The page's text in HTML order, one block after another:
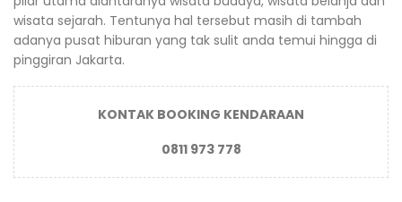
wisata sejarah. Tentunya hal tersebut masih di tambah
adanya pusat hiburan yang tak sulit anda temui hingga di
pinggiran Jakarta.
KONTAK BOOKING KENDARAAN
0811 973 778